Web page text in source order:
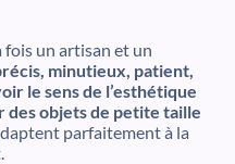
un artisan et un
minutieux, patient,
le sens de l’esthétique
des objets de petite taille
parfaitement à la